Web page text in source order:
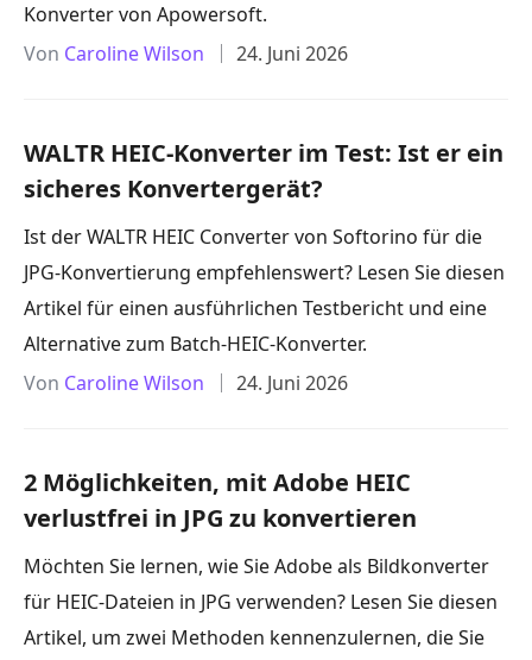
Konverter von Apowersoft.
Von Caroline Wilson 24. Juni 2026
WALTR HEIC-Konverter im Test: Ist er ein
sicheres Konvertergerät?
Ist der WALTR HEIC Converter von Softorino für die
JPG-Konvertierung empfehlenswert? Lesen Sie diesen
Artikel für einen ausführlichen Testbericht und eine
Alternative zum Batch-HEIC-Konverter.
Von Caroline Wilson 24. Juni 2026
2 Möglichkeiten, mit Adobe HEIC
verlustfrei in JPG zu konvertieren
Möchten Sie lernen, wie Sie Adobe als Bildkonverter
für HEIC-Dateien in JPG verwenden? Lesen Sie diesen
Artikel, um zwei Methoden kennenzulernen, die Sie